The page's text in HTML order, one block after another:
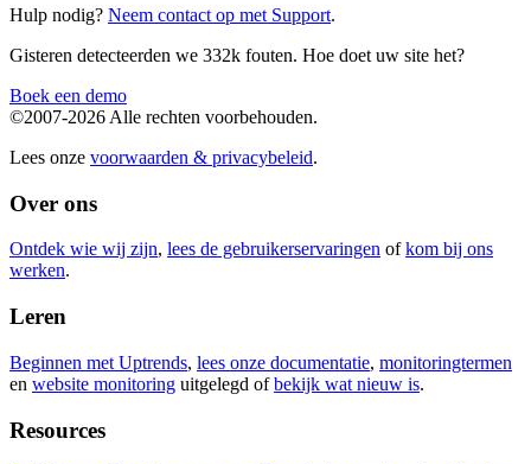
Hulp nodig? Neem contact op met Support.
Gisteren detecteerden we 332k fouten. Hoe doet uw site het?
Boek een demo
©2007-2026 Alle rechten voorbehouden.
Lees onze voorwaarden & privacybeleid.
Over ons
Ontdek wie wij zijn, lees de gebruikerservaringen ofkom bij ons
werken.
Leren
Beginnen met Uptrends, lees onze documentatie, monitoringtermen
en website monitoring uitgelegd ofbekijk wat nieuw is.
Resources